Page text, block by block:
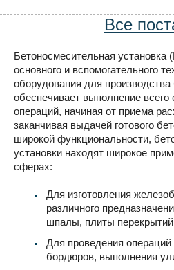
Все
Бетоносмесительная установка
основного и вспомогательного
оборудования для
обеспечивает выполнение всего
операций, начиная от приема
заканчивая выдачей готового
широкой функциональности,
установки находят широкое
сферах:
Для изготовления
различного
шпалы, плиты
Для проведения операций
бордюров, выполнения